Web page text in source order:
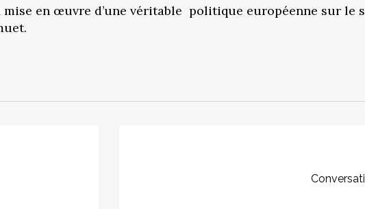
en œuvre d’une véritable politique européenne sur le